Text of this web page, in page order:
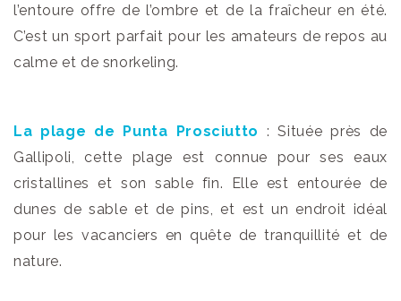
l’entoure offre de l’ombre et de la fraîcheur en été.
C’est un sport parfait pour les amateurs de repos au
calme et de snorkeling.
La plage de Punta Prosciutto : Située près de
Gallipoli, cette plage est connue pour ses eaux
cristallines et son sable fin. Elle est entourée de
dunes de sable et de pins, et est un endroit idéal
pour les vacanciers en quête de tranquillité et de
nature.